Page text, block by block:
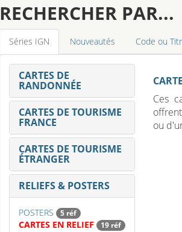
RECHERCHER PAR...
Séries IGN Nouveautés Code ou
CARTES DE
RANDONNÉE
CARTES DE TOURISME
FRANCE
CARTES DE TOURISME
ÉTRANGER
RELIEFS & POSTERS
POSTERS 5 réf
CARTES EN RELIEF 19 réf
Ces
ou